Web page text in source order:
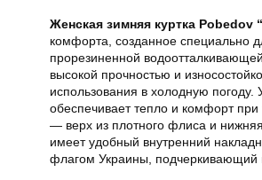
Женская зимняя куртка Pobedov
комфорта, созданное специально
прорезиненной
высокой прочностью и
использования в холодную погоду.
обеспечивает тепло и комфорт
— верх из плотного флиса и
имеет удобный внутренний
флагом Украины, подчеркивающий